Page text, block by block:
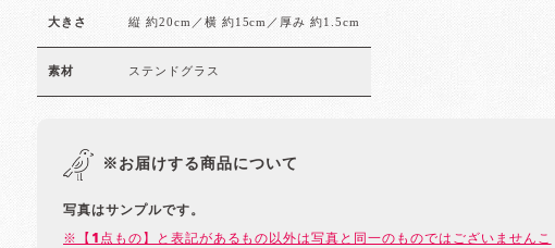
大きさ 縦 約20cm／横 約15cm／厚み 約1.5cm
素材 ステンドグラス
※お届けする商品について
写真はサンプルです。
※【1点もの】と表記があるもの以外は写真と同一のものではございませんこ